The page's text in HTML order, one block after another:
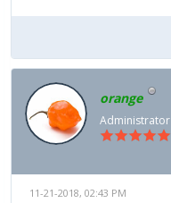
orange
Administrator
11-21-2018, 02:43 PM